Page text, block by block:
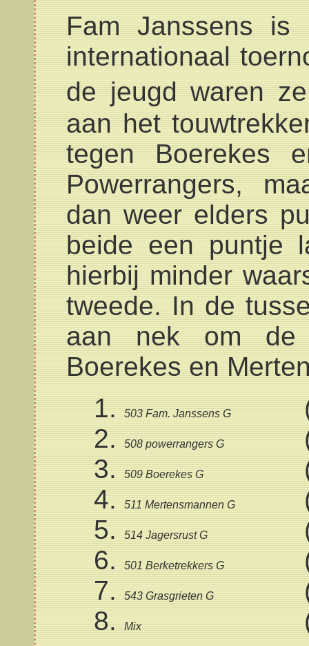
Fam Janssens is
internationaal
de jeugd waren
aan het
tegen Boerekes
Powerrangers,
dan weer elders
beide een puntje
hierbij minder
tweede. In de
aan nek om de
Boerekes en
503 Fam. Janssens G
508 powerrangers G
509 Boerekes G
511 Mertensmannen G
514 Jagersrust G
501 Berketrekkers G
543 Grasgrieten G
Mix